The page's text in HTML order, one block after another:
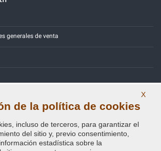
generales de venta
RGPD
X
de la política de cookies
incluso de terceros, para garantizar el
del sitio y, previo consentimiento,
estadística sobre la